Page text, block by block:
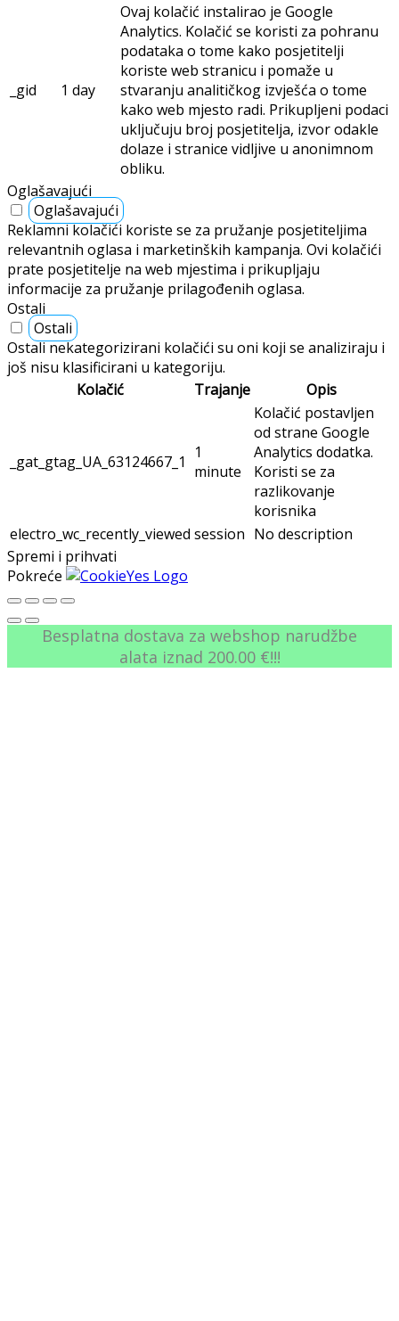
_gid 1 day
Ovaj kolačić instalirao je Google
Analytics. Kolačić se koristi za pohranu
podataka o tome kako posjetitelji
koriste web stranicu i pomaže u
stvaranju analitičkog izvješća o tome
kako web mjesto radi. Prikupljeni podaci
uključuju broj posjetitelja, izvor odakle
dolaze i stranice vidljive u anonimnom
obliku.
Oglašavajući
Oglašavajući
Reklamni kolačići koriste se za pružanje posjetiteljima
relevantnih oglasa i marketinških kampanja. Ovi kolačići
prate posjetitelje na web mjestima i prikupljaju
informacije za pružanje prilagođenih oglasa.
Ostali
Ostali
Ostali nekategorizirani kolačići su oni koji se analiziraju i
još nisu klasificirani u kategoriju.
Kolačić
Trajanje Opis
_gat_gtag_UA_63124667_1
1
minute
Kolačić postavljen
od strane Google
Analytics dodatka.
Koristi se za
razlikovanje
korisnika
electro_wc_recently_viewed session No description
Spremi i prihvati
Pokreće